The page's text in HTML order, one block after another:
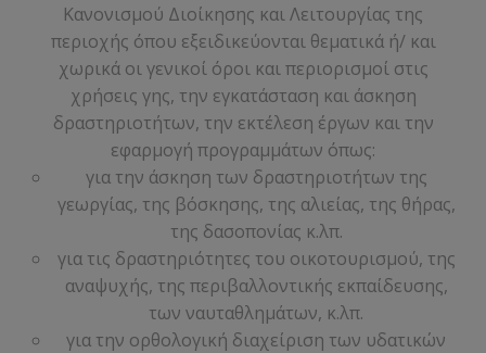
Κανονισμού Διοίκησης και Λειτουργίας της
περιοχής όπου εξειδικεύονται θεματικά ή/ και
χωρικά οι γενικοί όροι και περιορισμοί στις
χρήσεις γης, την εγκατάσταση και άσκηση
δραστηριοτήτων, την εκτέλεση έργων και την
εφαρμογή προγραμμάτων όπως:
για την άσκηση των δραστηριοτήτων της
γεωργίας, της βόσκησης, της αλιείας, της θήρας,
της δασοπονίας κ.λπ.
για τις δραστηριότητες του οικοτουρισμού, της
αναψυχής, της περιβαλλοντικής εκπαίδευσης,
των ναυταθλημάτων, κ.λπ.
για την ορθολογική διαχείριση των υδατικών